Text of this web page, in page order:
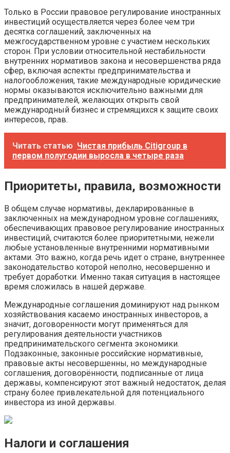
Только в России правовое регулирование иностранных
инвестиций осуществляется через более чем три
десятка соглашений, заключенных на
межгосударственном уровне с участием нескольких
сторон. При условии относительной нестабильности
внутренних нормативов закона и несовершенства ряда
сфер, включая аспекты предпринимательства и
налогообложения, такие международные юридические
нормы оказываются исключительно важными для
предпринимателей, желающих открыть свой
международный бизнес и стремящихся к защите своих
интересов, прав.
Читать статью Чистая прибыль Citigroup в
первом полугодии выросла в четыре раза
Приоритеты, правила, возможности
В общем случае нормативы, декларированные в
заключенных на международном уровне соглашениях,
обеспечивающих правовое регулирование иностранных
инвестиций, считаются более приоритетными, нежели
любые установленные внутренними нормативными
актами. Это важно, когда речь идет о стране, внутреннее
законодательство которой неполно, несовершенно и
требует доработки. Именно такая ситуация в настоящее
время сложилась в нашей державе.
Международные соглашения доминируют над рынком
хозяйствования касаемо иностранных инвесторов, а
значит, договоренности могут применяться для
регулирования деятельности участников
предпринимательского сегмента экономики.
Подзаконные, законные российские нормативные,
правовые акты несовершенны, но международные
соглашения, договорённости, подписанные от лица
державы, компенсируют этот важный недостаток, делая
страну более привлекательной для потенциального
инвестора из иной державы.
Налоги и соглашения